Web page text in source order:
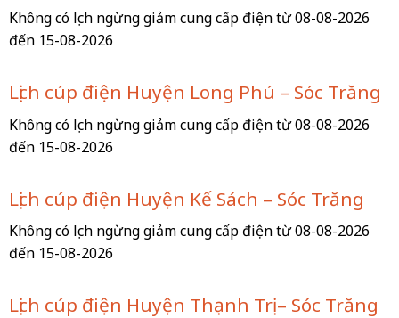
Không có lịch ngừng giảm cung cấp điện từ 08-08-2026
đến 15-08-2026
Lịch cúp điện Huyện Long Phú – Sóc Trăng
Không có lịch ngừng giảm cung cấp điện từ 08-08-2026
đến 15-08-2026
Lịch cúp điện Huyện Kế Sách – Sóc Trăng
Không có lịch ngừng giảm cung cấp điện từ 08-08-2026
đến 15-08-2026
Lịch cúp điện Huyện Thạnh Trị – Sóc Trăng